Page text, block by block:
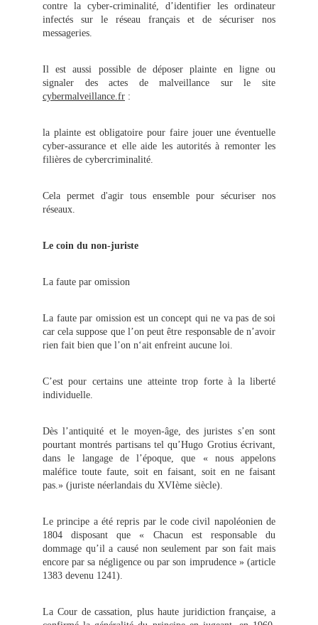
contre la cyber-criminalité, d’identifier les ordinateur
infectés sur le réseau français et de sécuriser nos
messageries.
Il est aussi possible de déposer plainte en ligne ou
signaler des actes de malveillance sur le site
cybermalveillance.fr :
la plainte est obligatoire pour faire jouer une éventuelle
cyber-assurance et elle aide les autorités à remonter les
filières de cybercriminalité.
Cela permet d'agir tous ensemble pour sécuriser nos
réseaux.
Le coin du non-juriste
La faute par omission
La faute par omission est un concept qui ne va pas de soi
car cela suppose que l’on peut être responsable de n’avoir
rien fait bien que l’on n‘ait enfreint aucune loi.
C’est pour certains une atteinte trop forte à la liberté
individuelle.
Dès l’antiquité et le moyen-âge, des juristes s’en sont
pourtant montrés partisans tel qu’Hugo Grotius écrivant,
dans le langage de l’époque, que « nous appelons
maléfice toute faute, soit en faisant, soit en ne faisant
pas.» (juriste néerlandais du XVIème siècle).
Le principe a été repris par le code civil napoléonien de
1804 disposant que « Chacun est responsable du
dommage qu’il a causé non seulement par son fait mais
encore par sa négligence ou par son imprudence » (article
1383 devenu 1241).
La Cour de cassation, plus haute juridiction française, a